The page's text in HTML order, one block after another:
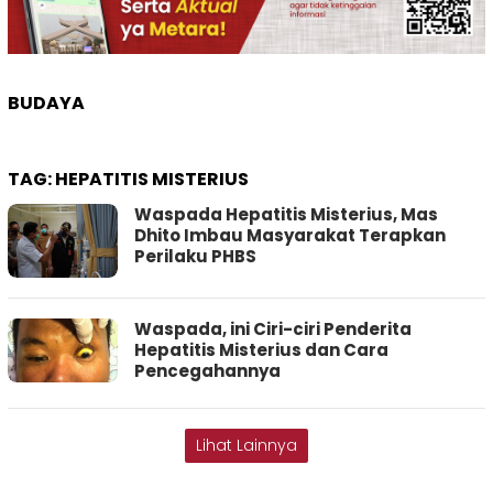
BUDAYA
TAG:HEPATITIS MISTERIUS
Waspada Hepatitis Misterius, Mas
Dhito Imbau Masyarakat Terapkan
Perilaku PHBS
Waspada, ini Ciri-ciri Penderita
Hepatitis Misterius dan Cara
Pencegahannya
Lihat Lainnya